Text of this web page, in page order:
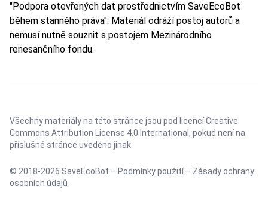
"Podpora otevřených dat prostřednictvím SaveEcoBot
během stanného práva". Materiál odráží postoj autorů a
nemusí nutně souznit s postojem Mezinárodního
renesančního fondu.
Všechny materiály na této stránce jsou pod licencíCreative
Commons Attribution License 4.0 International , pokud není na
příslušné stránce uvedeno jinak.
© 2018-2026 SaveEcoBot – Podmínky použití– Zásady ochrany
osobních údajů